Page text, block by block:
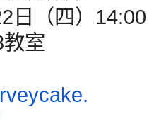
日（四） 14:00
教室